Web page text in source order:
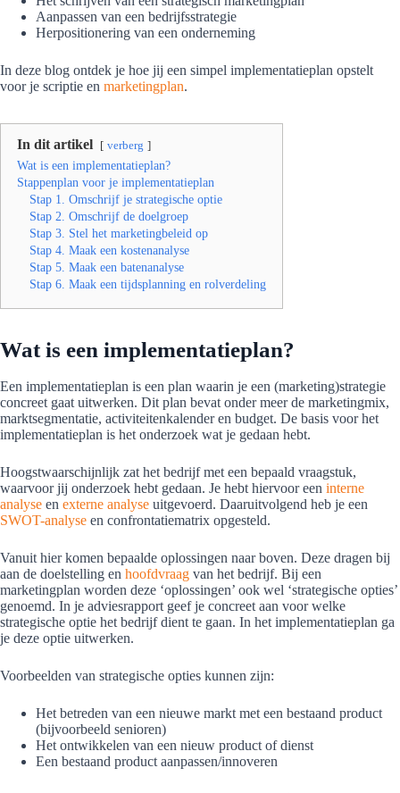
Aanpassen van een bedrijfsstrategie
Herpositionering van een onderneming
In deze blog ontdek je hoe jij een simpel implementatieplan opstelt
voor je scriptie en marketingplan.
In dit artikel verberg
Wat is een implementatieplan?
Stappenplan voor je implementatieplan
Stap 1. Omschrijf je strategische optie
Stap 2. Omschrijf de doelgroep
Stap 3. Stel het marketingbeleid op
Stap 4. Maak een kostenanalyse
Stap 5. Maak een batenanalyse
Stap 6. Maak een tijdsplanning en rolverdeling
Wat is een implementatieplan?
Een implementatieplan is een plan waarin je een (marketing)strategie
concreet gaat uitwerken. Dit plan bevat onder meer de marketingmix,
marktsegmentatie, activiteitenkalender en budget. De basis voor het
implementatieplan is het onderzoek wat je gedaan hebt.
Hoogstwaarschijnlijk zat het bedrijf met een bepaald vraagstuk,
waarvoor jij onderzoek hebt gedaan. Je hebt hiervoor een interne
analyse en externe analyse uitgevoerd. Daaruitvolgend heb je een
SWOT-analyse en confrontatiematrix opgesteld.
Vanuit hier komen bepaalde oplossingen naar boven. Deze dragen bij
aan de doelstelling en hoofdvraag van het bedrijf. Bij een
marketingplan worden deze ‘oplossingen’ ook wel ‘strategische opties’
genoemd. In je adviesrapport geef je concreet aan voor welke
strategische optie het bedrijf dient te gaan. In het implementatieplan ga
je deze optie uitwerken.
Voorbeelden van strategische opties kunnen zijn:
Het betreden van een nieuwe markt met een bestaand product
(bijvoorbeeld senioren)
Het ontwikkelen van een nieuw product of dienst
Een bestaand product aanpassen/innoveren